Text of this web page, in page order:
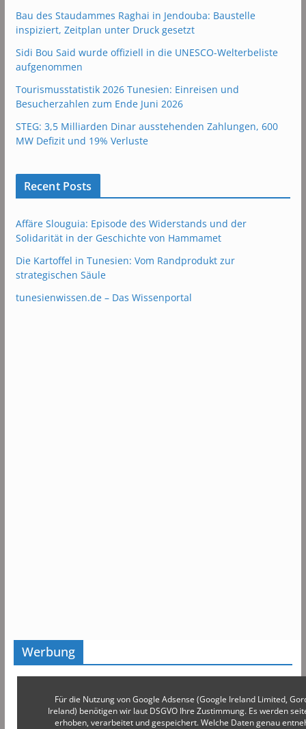
Bau des Staudammes Raghai in Jendouba: Baustelle
inspiziert, Zeitplan unter Druck gesetzt
Sidi Bou Said wurde offiziell in die UNESCO-Welterbeliste
aufgenommen
Tourismusstatistik 2026 Tunesien: Einreisen und
Besucherzahlen zum Ende Juni 2026
STEG: 3,5 Milliarden Dinar ausstehenden Zahlungen, 600
MW Defizit und 19% Verluste
Recent Posts
Affäre Slouguia: Episode des Widerstands und der
Solidarität in der Geschichte von Hammamet
Die Kartoffel in Tunesien: Vom Randprodukt zur
strategischen Säule
tunesienwissen.de – Das Wissenportal
Werbung
Für die Nutzung von Google Adsense (Google Ireland Limited,
Ireland) benötigen wir laut DSGVO Ihre Zustimmung. Es werden
erhoben, verarbeitet und gespeichert. Welche Daten genau